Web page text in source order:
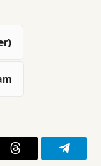
Threads